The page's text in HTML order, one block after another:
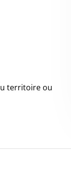
territoire ou